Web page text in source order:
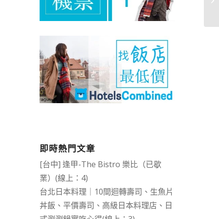
即時熱門文章
[台中] 逢甲-The Bistro 樂比（已歇
業）(線上：4)
台北日本料理｜10間迴轉壽司、生魚片
丼飯、平價壽司、高級日本料理店、日